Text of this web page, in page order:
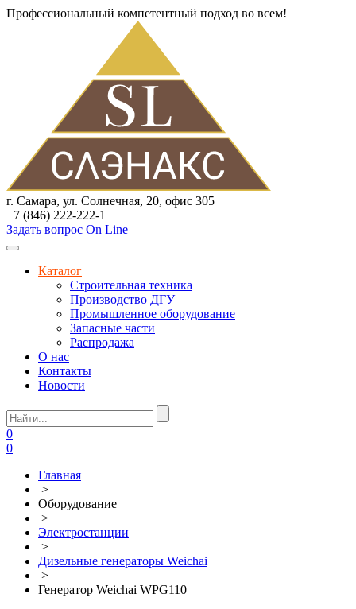
Профессиональный компетентный подход во всем!
г. Самара, ул. Солнечная, 20, офис 305
+7 (846) 222-222-1
Задать вопрос On Line
Каталог
Строительная техника
Производство ДГУ
Промышленное оборудование
Запасные части
Распродажа
О нас
Контакты
Новости
0
0
Главная
>
Оборудование
>
Электростанции
>
Дизельные генераторы Weichai
>
Генератор Weichai WPG110